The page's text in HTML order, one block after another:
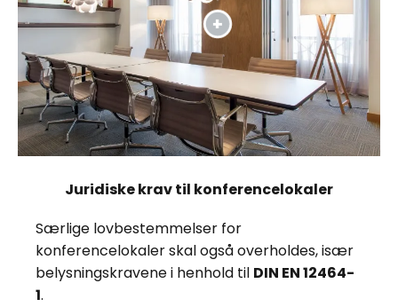
Juridiske krav til konferencelokaler
Særlige lovbestemmelser for
konferencelokaler skal også overholdes, især
belysningskravene i henhold til DIN EN 12464-
1.